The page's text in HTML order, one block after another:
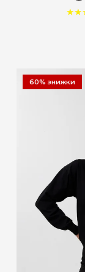
60% знижки